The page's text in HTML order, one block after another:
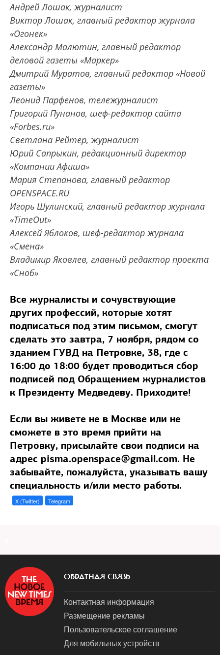
Андрей Лошак, журналист
Виктор Лошак, главный редактор журнала
«Огонек»
Александр Малютин, главный редактор
деловой газеты «Маркер»
Дмитрий Муратов, главный редактор «Новой
газеты»
Леонид Парфенов, тележурналист
Григорий Пунанов, шеф-редактор сайта
«Forbes.ru»
Светлана Рейтер, журналист
Юрий Сапрыкин, редакционный директор
«Компании Афиша»
Мария Степанова, главный редактор
OPENSPACE.RU
Игорь Шулинский, главный редактор журнала
«TimeOut»
Алексей Яблоков, шеф-редактор журнала
«Смена»
Владимир Яковлев, главный редактор проекта
«Сноб»
Все журналисты и сочувствующие
других профессий, которые хотят
подписаться под этим письмом, смогут
сделать это завтра, 7 ноября, рядом со
зданием ГУВД на Петровке, 38, где с
16:00 до 18:00 будет проводиться сбор
подписей под Обращением журналистов
к Президенту Медведеву. Приходите!
Если вы живете не в Москве или не
сможете в это время прийти на
Петровку, присылайте свои подписи на
адрес pisma.openspace@gmail.com. Не
забывайте, пожалуйста, указывать вашу
специальность и/или место работы.
X (Twitter) Telegram
ОБРАТНАЯ СВЯЗЬ
Контактная информация
Размещение рекламы
Пользовательское соглашение
Для мобильных устройств